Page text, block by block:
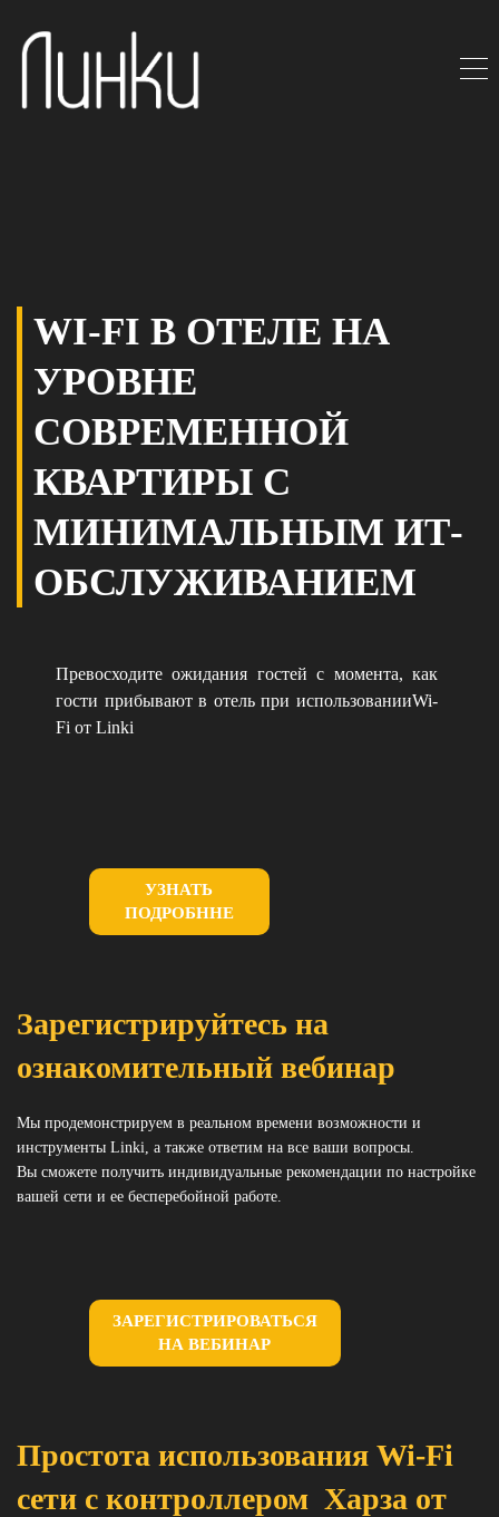
WI-FI В ОТЕЛЕ НА
УРОВНЕ
СОВРЕМЕННОЙ
КВАРТИРЫ С
МИНИМАЛЬНЫМ ИТ-
ОБСЛУЖИВАНИЕМ
Превосходите ожидания гостей с момента, как
гости прибывают в отель при использованииWi-
Fi от Linki
УЗНАТЬ
ПОДРОБННЕ
Зарегистрируйтесь на
ознакомительный вебинар
Мы продемонстрируем в реальном времени возможности и
инструменты Linki, а также ответим на все ваши вопросы.
Вы сможете получить индивидуальные рекомендации по настройке
вашей сети и ее бесперебойной работе.
ЗАРЕГИСТРИРОВАТЬСЯ
НА ВЕБИНАР
Простота использования Wi-Fi
сети с контроллером Харза от